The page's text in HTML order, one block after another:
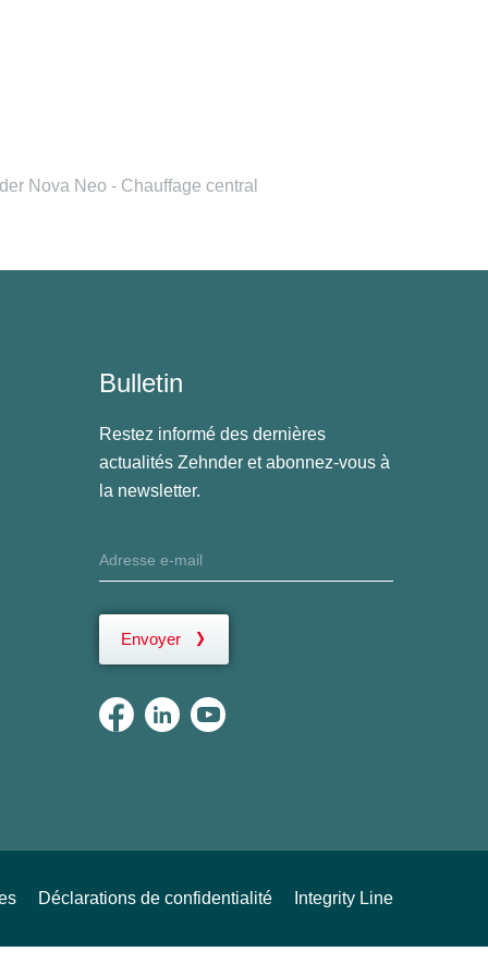
Nova Neo - Chauffage central
Bulletin
Restez informé des dernières
actualités Zehnder et abonnez-vous à
la newsletter.
Envoyer
Déclarations de confidentialité Integrity Line